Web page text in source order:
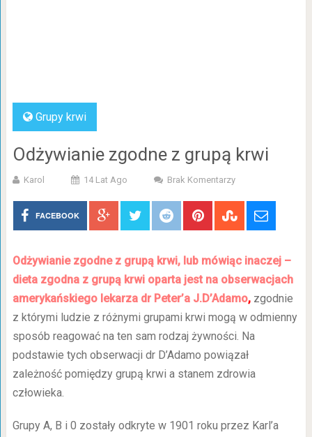
Grupy krwi
Odżywianie zgodne z grupą krwi
Karol 14 Lat Ago Brak Komentarzy
FACEBOOK
Odżywianie zgodne z grupą krwi, lub mówiąc inaczej –
dieta zgodna z grupą krwi oparta jest na obserwacjach
amerykańskiego lekarza dr Peter’a J.D’Adamo,zgodnie
z którymi ludzie z różnymi grupami krwi mogą w odmienny
sposób reagować na ten sam rodzaj żywności. Na
podstawie tych obserwacji dr D’Adamo powiązał
zależność pomiędzy grupą krwi a stanem zdrowia
człowieka.
Grupy A, B i 0 zostały odkryte w 1901 roku przez Karl’a